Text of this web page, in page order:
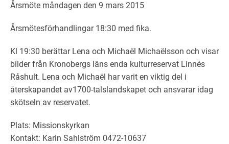
Årsmöte måndagen den 9 mars 2015
Årsmötesförhandlingar 18:30 med fika.
Kl 19:30 berättar Lena och Michaël Michaëlsson och visar
bilder från Kronobergs läns enda kulturreservat Linnés
Råshult. Lena och Michaël har varit en viktig del i
återskapandet av1700-talslandskapet och ansvarar idag
skötseln av reservatet.
Plats: Missionskyrkan
Kontakt: Karin Sahlström 0472-10637